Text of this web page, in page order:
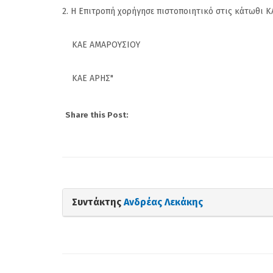
2. Η Επιτροπή χορήγησε πιστοποιητικό στις κάτωθι
ΚΑΕ ΑΜΑΡΟΥΣΙΟΥ
ΚΑΕ ΑΡΗΣ"
Share this Post:
Συντάκτης Ανδρέας Λεκάκης
Ρούπτσου στον